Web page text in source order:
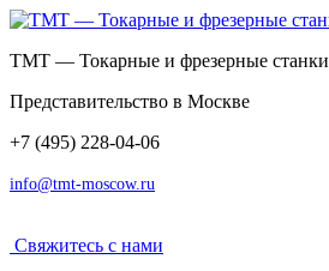
ТМТ — Токарные и фрезерные станки
Представительство в Москве
+7 (495) 228-04-06
info@tmt-moscow.ru
Свяжитесь c нами